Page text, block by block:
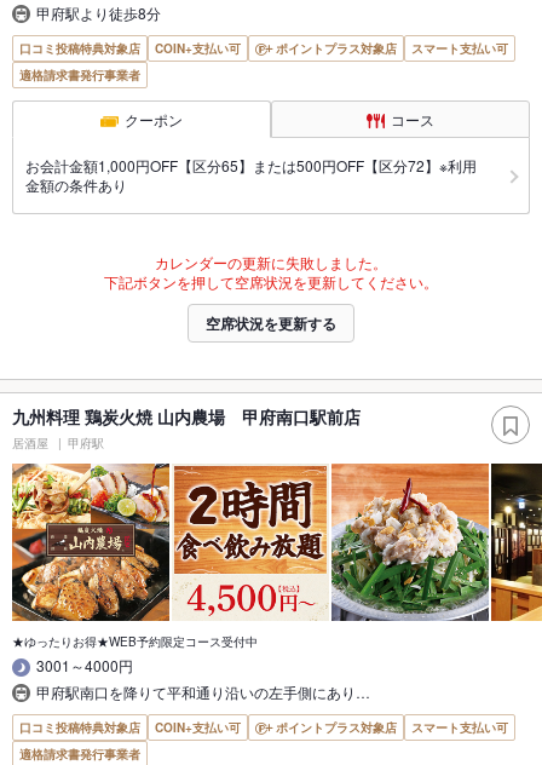
甲府駅より徒歩8分
口コミ投稿特典対象店 COIN+支払い可 ポイントプラス対象店
スマート支払い可
適格請求書発行事業者
クーポン コース
お会計金額1,000円OFF【区分65】または500円OFF【区分72】※利用
金額の条件あり
カレンダーの更新に失敗しました。
下記ボタンを押して空席状況を更新してください。
空席状況を更新する
九州料理 鶏炭火焼 山内農場 甲府南口駅前店
居酒屋 甲府駅
★ゆったりお得★WEB予約限定コース受付中
3001～4000円
甲府駅南口を降りて平和通り沿いの左手側にあり…
口コミ投稿特典対象店 COIN+支払い可 ポイントプラス対象店
スマート支払い可
適格請求書発行事業者